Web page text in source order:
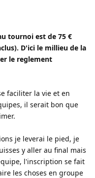
tournoi est de 75 €
D'ici le millieu de la
le reglement
faciliter la vie et en
il serait bon que
je leverai le pied, je
y aller au final mais
l'inscription se fait
les choses en groupe